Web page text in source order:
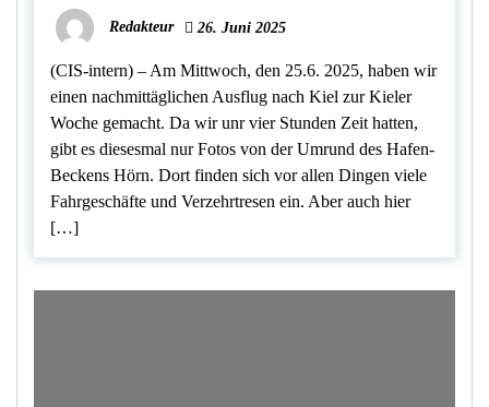
Redakteur 26. Juni 2025
(CIS-intern) – Am Mittwoch, den 25.6. 2025, haben wir
einen nachmittäglichen Ausflug nach Kiel zur Kieler
Woche gemacht. Da wir unr vier Stunden Zeit hatten,
gibt es diesesmal nur Fotos von der Umrund des Hafen-
Beckens Hörn. Dort finden sich vor allen Dingen viele
Fahrgeschäfte und Verzehrtresen ein. Aber auch hier
[…]